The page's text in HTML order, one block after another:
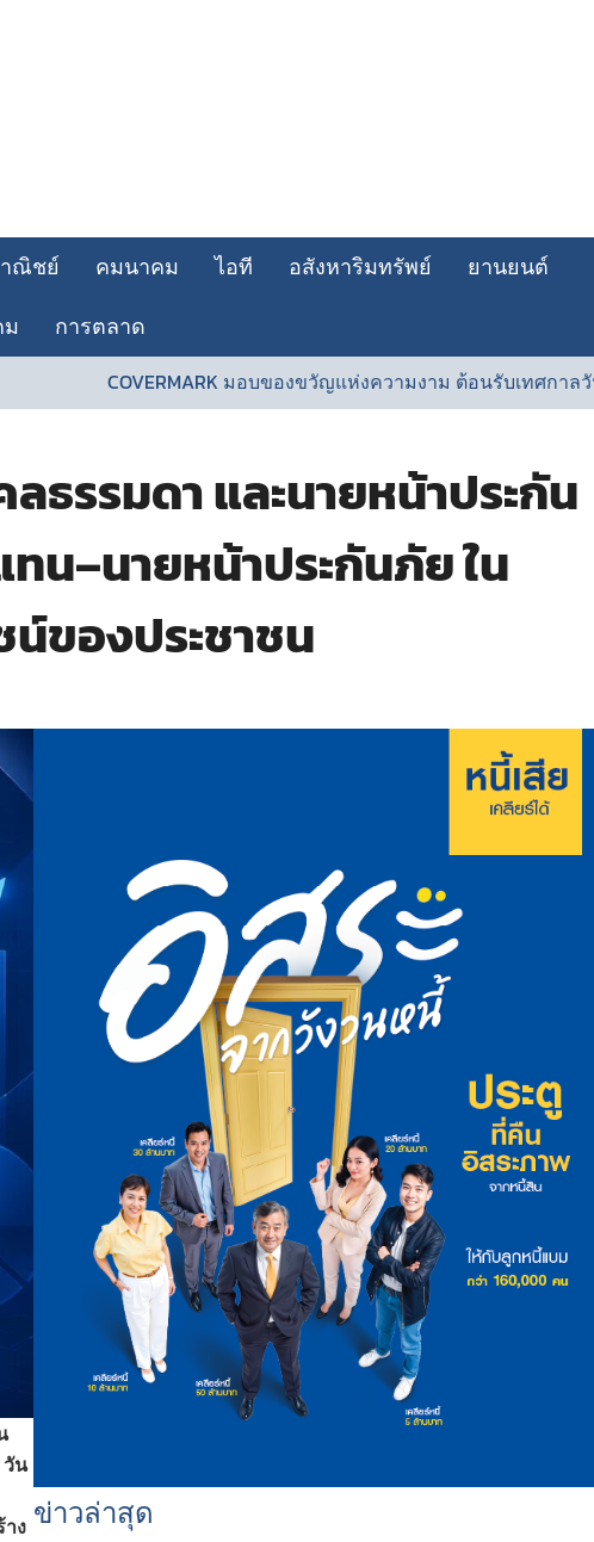
ณิชย์ คมนาคม ไอที อสังหาริมทรัพย์
ยานยนต์
การตลาด
COVERMARK มอบของขวัญแห่งความงาม ต้อนรับเทศกาลวันแม่
รรมดา และนายหน้าประกัน
น–นายหน้าประกันภัย ใน
ของประชาชน
วัน
าง ข่าวล่าสุด